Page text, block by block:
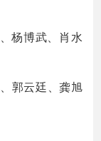
杨博武、肖水
云廷、龚旭